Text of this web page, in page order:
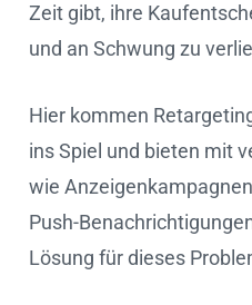
Zeit gibt, ihre
und an Schwung zu
Hier kommen
ins Spiel und bieten mit
wie
Push-
Lösung für dieses